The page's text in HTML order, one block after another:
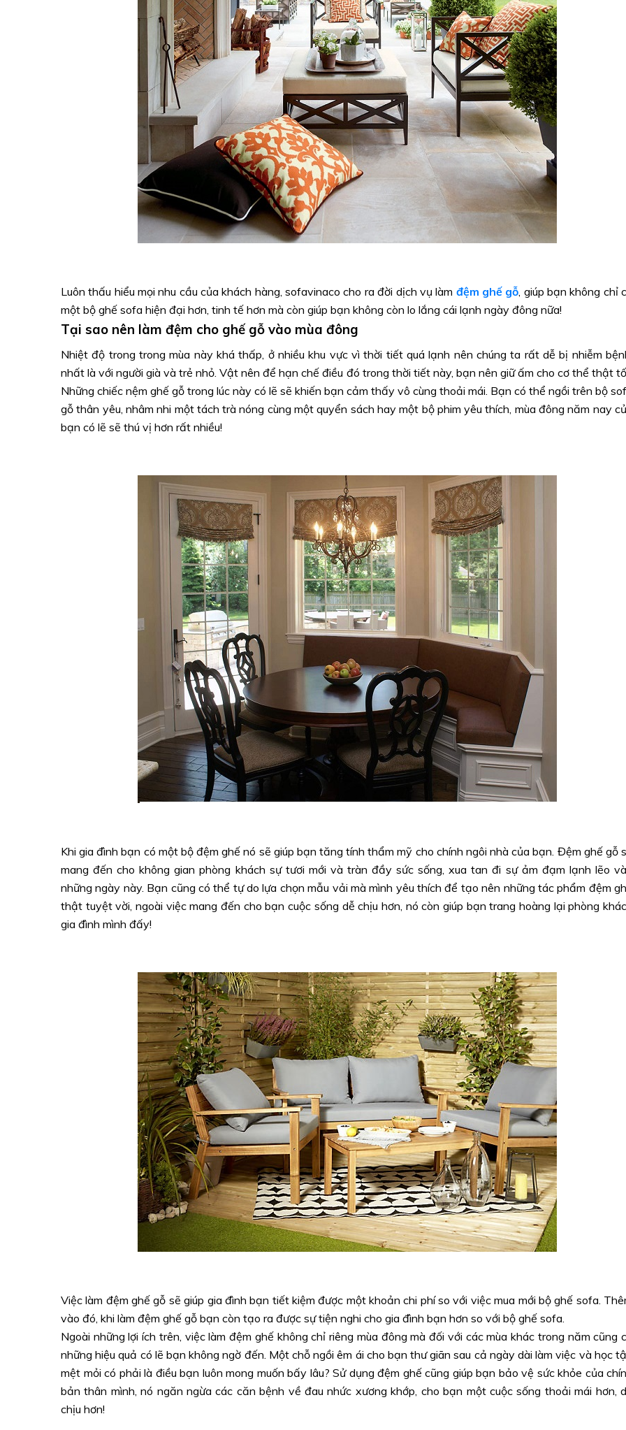
Luôn thấu hiểu mọi nhu cầu của khách hàng, sofavinaco cho ra đời dịch vụ làm đệm ghế gỗ , giúp bạn không chỉ
một bộ ghế sofa hiện đại hơn, tinh tế hơn mà còn giúp bạn không còn lo lắng cái lạnh ngày đông nữa!
Tại sao nên làm đệm cho ghế gỗ vào mùa đông
Nhiệt độ trong trong mùa này khá thấp, ở nhiều khu vực vì thời tiết quá lạnh nên chúng ta rất dễ bị nhiễm
nhất là với người già và trẻ nhỏ. Vật nên để hạn chế điều đó trong thời tiết này, bạn nên giữ ấm cho cơ thể thật
Những chiếc nệm ghế gỗ trong lúc này có lẽ sẽ khiến bạn cảm thấy vô cùng thoải mái. Bạn có thể ngồi trên bộ
gỗ thân yêu, nhâm nhi một tách trà nóng cùng một quyển sách hay một bộ phim yêu thích, mùa đông năm nay
bạn có lẽ sẽ thú vị hơn rất nhiều!
Khi gia đình bạn có một bộ đệm ghế nó sẽ giúp bạn tăng tính thẩm mỹ cho chính ngôi nhà của bạn. Đệm ghế gỗ
mang đến cho không gian phòng khách sự tươi mới và tràn đầy sức sống, xua tan đi sự ảm đạm lạnh lẽo
những ngày này. Bạn cũng có thể tự do lựa chọn mẫu vải mà mình yêu thích để tạo nên những tác phẩm đệm
thật tuyệt vời, ngoài việc mang đến cho bạn cuộc sống dễ chịu hơn, nó còn giúp bạn trang hoàng lại phòng
gia đình mình đấy!
Việc làm đệm ghế gỗ sẽ giúp gia đình bạn tiết kiệm được một khoản chi phí so với việc mua mới bộ ghế sofa.
vào đó, khi làm đệm ghế gỗ bạn còn tạo ra được sự tiện nghi cho gia đình bạn hơn so với bộ ghế sofa.
Ngoài những lợi ích trên, việc làm đệm ghế không chỉ riêng mùa đông mà đối với các mùa khác trong năm cũng
những hiệu quả có lẽ bạn không ngờ đến. Một chỗ ngồi êm ái cho bạn thư giãn sau cả ngày dài làm việc và học
mệt mỏi có phải là điều bạn luôn mong muốn bấy lâu? Sử dụng đệm ghế cũng giúp bạn bảo vệ sức khỏe của
bản thân mình, nó ngăn ngừa các căn bệnh về đau nhức xương khớp, cho bạn một cuộc sống thoải mái hơn,
chịu hơn!